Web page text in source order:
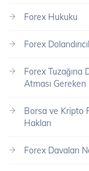
Forex Hukuku
Forex
Forex Tuzağına
Atması Gereken
Borsa ve Kripto
Hakları
Forex Davaları